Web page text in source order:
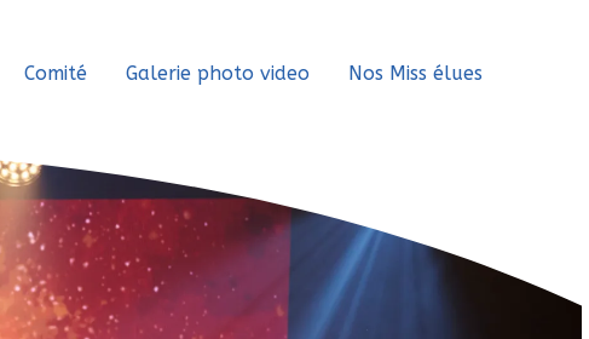
Comité Galerie photo video Nos Miss élues